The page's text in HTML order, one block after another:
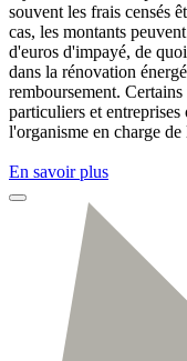
souvent les frais censés
cas, les montants
d'euros d'impayé, de
dans la rénovation
remboursement.
particuliers et
l'organisme en charge
En savoir plus